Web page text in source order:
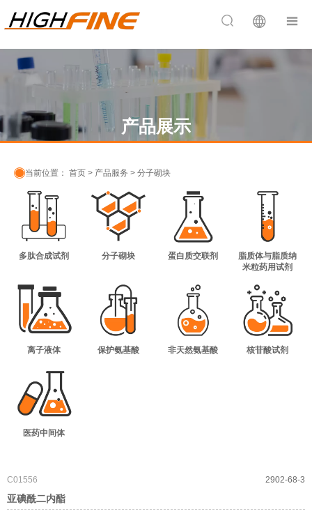
 
产品展示
当前位置： 首页 > 产品服务 > 分子砌块
多肽合成试剂 分子砌块 蛋白质交联剂
脂质体与脂质纳
米粒药用试剂
离子液体 保护氨基酸 非天然氨基酸 核苷酸试剂
医药中间体
C01556
亚碘酰二内酯
2902-68-3